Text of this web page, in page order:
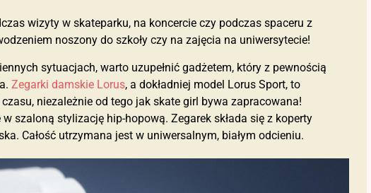
wizyty w skateparku, na koncercie czy podczas spaceru z
noszony do szkoły czy na zajęcia na uniwersytecie!
sytuacjach, warto uzupełnić gadżetem, który z pewnością
Zegarki damskie Lorus, a dokładniej model Lorus Sport, to
niezależnie od tego jak skate girl bywa zapracowana!
szaloną stylizację hip-hopową. Zegarek składa się z koperty
Całość utrzymana jest w uniwersalnym, białym odcieniu.